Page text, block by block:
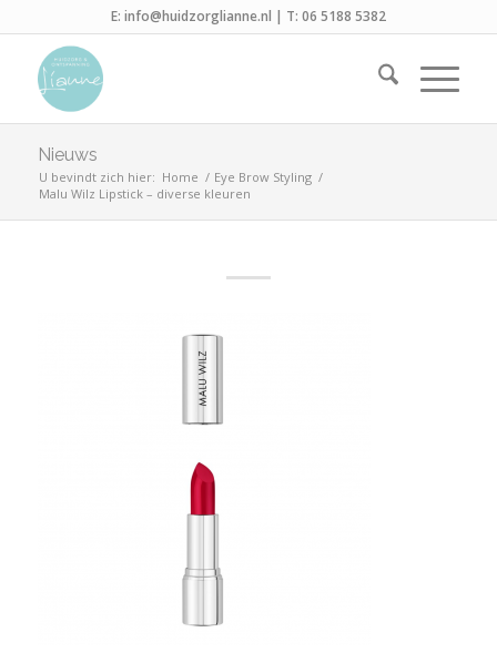
E: info@huidzorglianne.nl | T: 06 5188 5382
Nieuws
U bevindt zich hier: Home / Eye Brow Styling /
Malu Wilz Lipstick – diverse kleuren